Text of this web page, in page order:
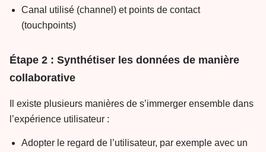
Canal utilisé (channel) et points de contact
(touchpoints)
Étape 2 : Synthétiser les données de manière
collaborative
Il existe plusieurs manières de s’immerger ensemble dans
l’expérience utilisateur :
Adopter le regard de l’utilisateur, par exemple avec un